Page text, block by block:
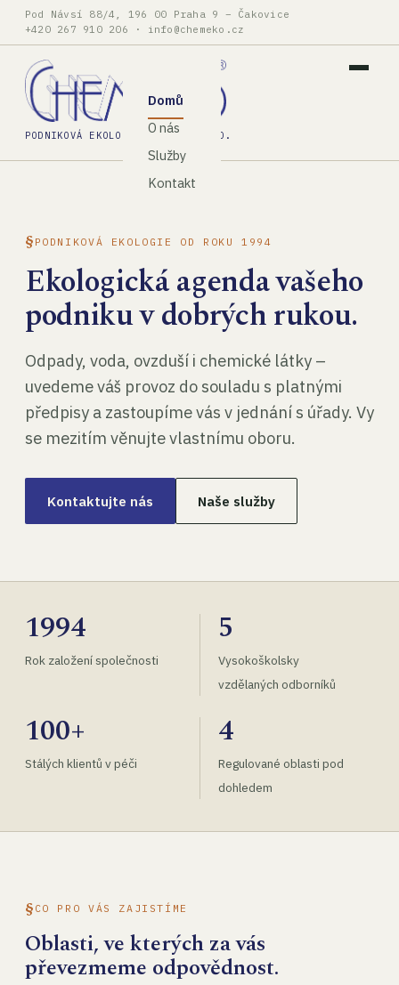
Pod Návsí 88/4, 196 00 Praha 9 – Čakovice
+420 267 910 206 · info@chemeko.cz
PODNIKOVÁ EKOLOGIE, SPOL. S R.O.
Domů
O nás
Služby
Kontakt
PODNIKOVÁ EKOLOGIE OD ROKU 1994
Ekologická agenda vašeho
podniku v dobrých rukou.
Odpady, voda, ovzduší i chemické látky –
uvedeme váš provoz do souladu s platnými
předpisy a zastoupíme vás v jednání s úřady. Vy
se mezitím věnujte vlastnímu oboru.
Kontaktujte nás Naše služby
1994
Rok založení společnosti
5
Vysokoškolsky
vzdělaných odborníků
100+
Stálých klientů v péči
4
Regulované oblasti pod
dohledem
CO PRO VÁS ZAJISTÍME
Oblasti, ve kterých za vás
převezmeme odpovědnost.